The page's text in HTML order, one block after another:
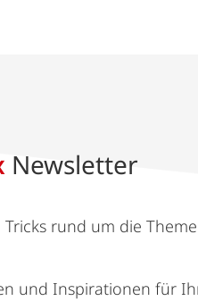
Newsletter
rund um die
und Inspirationen für